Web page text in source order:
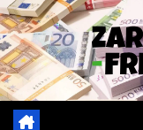
Skip
to
content